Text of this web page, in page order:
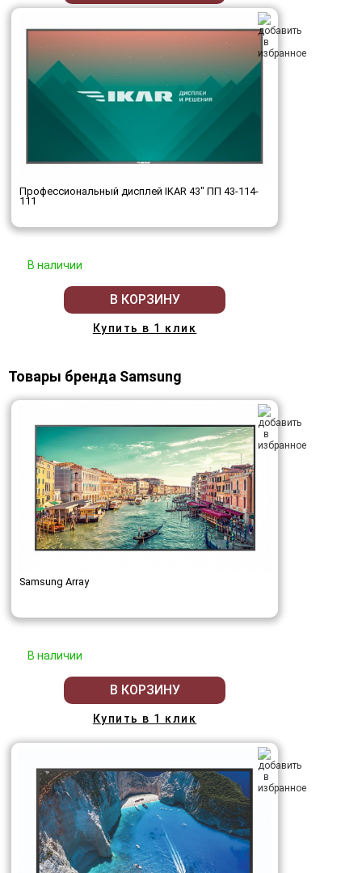
Профессиональный дисплей IKAR 43" ПП 43-114-
111
В наличии
В КОРЗИНУ
Купить в 1 клик
Товары бренда Samsung
Samsung Array
В наличии
В КОРЗИНУ
Купить в 1 клик